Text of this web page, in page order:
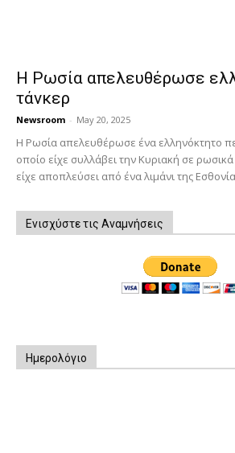
Η Ρωσία απελευθέρωσε
τάνκερ
Newsroom - May 20, 2025
Η Ρωσία απελευθέρωσε ένα ελληνόκτητο
οποίο είχε συλλάβει την Κυριακή σε
είχε αποπλεύσει από ένα λιμάνι της
Ενισχύστε τις Αναμνήσεις
Ημερολόγιο